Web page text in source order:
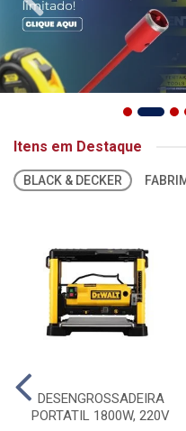
Itens em Destaque
BLACK & DECKER
DESENGROSSADEIRA
PORTATIL 1800W, 220V